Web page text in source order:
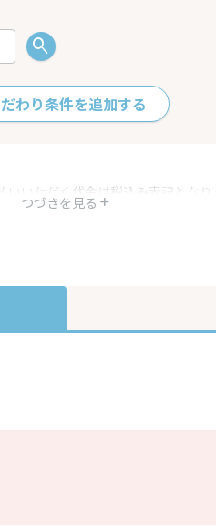
わり条件を追加する
つづきを見る
いただく代金は税込み表記とな